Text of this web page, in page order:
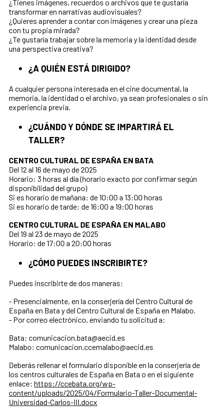
¿Tienes imágenes, recuerdos o archivos que te gustaría
transformar en narrativas audiovisuales?
¿Quieres aprender a contar con imágenes y crear una pieza
con tu propia mirada?
¿Te gustaría trabajar sobre la memoria y la identidad desde
una perspectiva creativa?
¿A QUIÉN ESTÁ DIRIGIDO?
A cualquier persona interesada en el cine documental, la
memoria, la identidad o el archivo, ya sean profesionales o sin
experiencia previa.
¿CUÁNDO Y DÓNDE SE IMPARTIRÁ EL
TALLER?
CENTRO CULTURAL DE ESPAÑA EN BATA
Del 12 al 16 de mayo de 2025
Horario: 3 horas al día (horario exacto por confirmar según
disponibilidad del grupo)
Si es horario de mañana: de 10:00 a 13:00 horas
Si es horario de tarde: de 16:00 a 19:00 horas
CENTRO CULTURAL DE ESPAÑA EN MALABO
Del 19 al 23 de mayo de 2025
Horario: de 17:00 a 20:00 horas
¿CÓMO PUEDES INSCRIBIRTE?
Puedes inscribirte de dos maneras:
- Presencialmente, en la conserjería del Centro Cultural de
España en Bata y del Centro Cultural de España en Malabo.
- Por correo electrónico, enviando tu solicitud a:
Bata: comunicacion.bata@aecid.es
Malabo: comunicacion.ccemalabo@aecid.es
Deberás rellenar el formulario disponible en la conserjería de
los centros culturales de España en Bata o en el siguiente
enlace: https://ccebata.org/wp-
content/uploads/2025/04/Formulario-Taller-Documental-
Universidad-Carlos-III.docx